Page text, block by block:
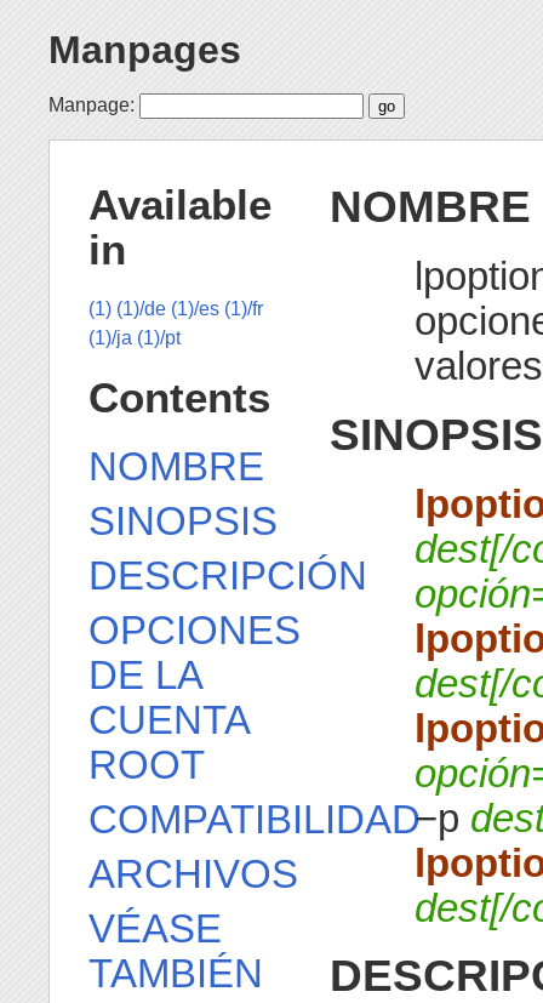
Manpages
Manpage:
NOMBRE
SINOPSIS
dest[/
dest[/
−p
dest[/
Available
in
(1) (1)/de (1)/es (1)/fr
(1)/ja (1)/pt
Contents
NOMBRE
SINOPSIS
DESCRIPCIÓN
OPCIONES
DE LA
CUENTA
ROOT
COMPATIBILIDAD
ARCHIVOS
VÉASE
TAMBIÉN